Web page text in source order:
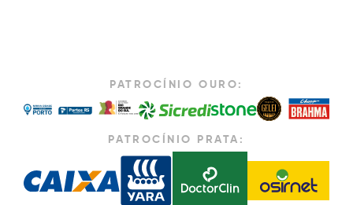
PATROCÍNIO OURO:
PATROCÍNIO PRATA: